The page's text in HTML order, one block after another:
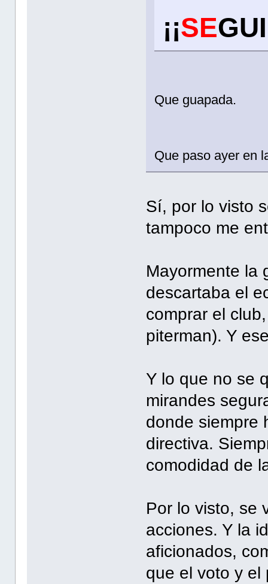
¡¡SEGUI
Que guapada.
Que paso ayer en
Sí, por lo visto
tampoco me
Mayormente la
descartaba el
comprar el
piterman). Y
Y lo que no se
mirandes
donde siempre
directiva.
comodidad de
Por lo visto, se
acciones. Y la
aficionados,
que el voto y el